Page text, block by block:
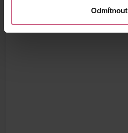
Odmítnout